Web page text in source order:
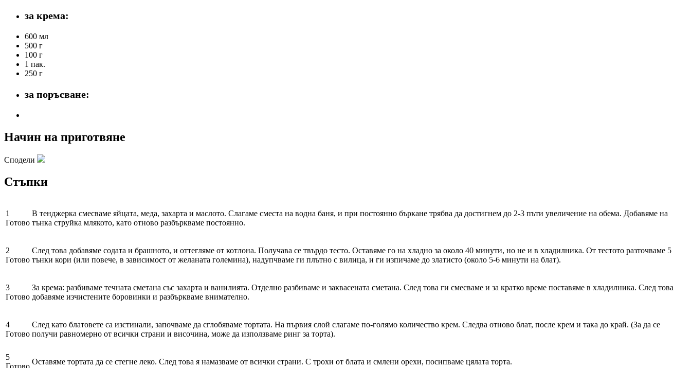
за крема:
600 мл
500 г
100 г
1 пак.
250 г
за поръсване:
Начин на приготвяне
Сподели
Стъпки
1
Готово
В тенджерка смесваме яйцата, меда, захарта и маслото. Слагаме сместа на водна баня, и при постоянно бъркане трябва да достигнем до 2-3 пъти увеличение на обема. Добавяме на
тънка струйка млякото, като отново разбъркваме постоянно.
2
Готово
След това добавяме содата и брашното, и оттегляме от котлона. Получава се твърдо тесто. Оставяме го на хладно за около 40 минути, но не и в хладилника. От тестото разточваме 5
тънки кори (или повече, в зависимост от желаната големина), надупчваме ги плътно с вилица, и ги изпичаме до златисто (около 5-6 минути на блат).
3
Готово
За крема: разбиваме течната сметана със захарта и ванилията. Отделно разбиваме и заквасената сметана. След това ги смесваме и за кратко време поставяме в хладилника. След това
добавяме изчистените боровинки и разбъркваме внимателно.
4
Готово
След като блатовете са изстинали, започваме да сглобяваме тортата. На първия слой слагаме по-голямо количество крем. Следва отново блат, после крем и така до край. (За да се
получи равномерно от всички страни и височина, може да използваме ринг за торта).
5
Готово
Оставяме тортата да се стегне леко. След това я намазваме от всички страни. С трохи от блата и смлени орехи, посипваме цялата торта.